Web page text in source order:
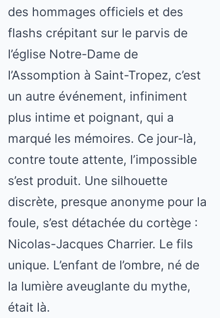
des hommages officiels et des
flashs crépitant sur le parvis de
l’église Notre-Dame de
l’Assomption à Saint-Tropez, c’est
un autre événement, infiniment
plus intime et poignant, qui a
marqué les mémoires. Ce jour-là,
contre toute attente, l’impossible
s’est produit. Une silhouette
discrète, presque anonyme pour la
foule, s’est détachée du cortège :
Nicolas-Jacques Charrier. Le fils
unique. L’enfant de l’ombre, né de
la lumière aveuglante du mythe,
était là.